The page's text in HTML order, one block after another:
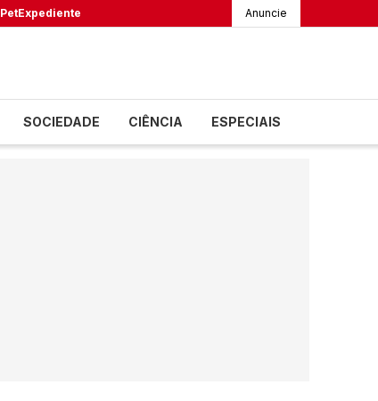
PetExpediente Anuncie
SOCIEDADE CIÊNCIA ESPECIAIS